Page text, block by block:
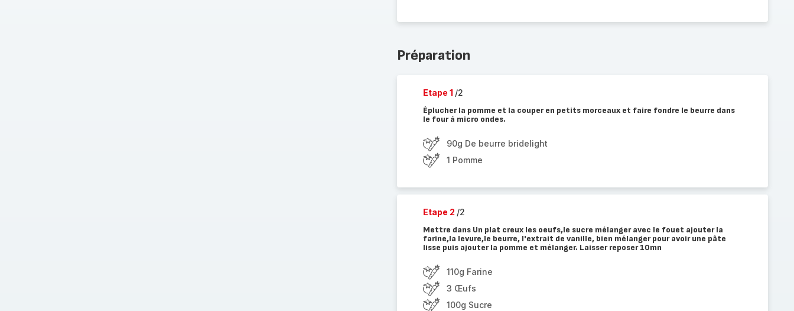
Préparation
Etape 1 /2
Éplucher la pomme et la couper en petits morceaux et faire fondre le beurre dans
le four à micro ondes.
90g De beurre bridelight
1 Pomme
Etape 2 /2
Mettre dans Un plat creux les oeufs,le sucre mélanger avec le fouet ajouter la
farine,la levure,le beurre, l'extrait de vanille, bien mélanger pour avoir une pâte
lisse puis ajouter la pomme et mélanger. Laisser reposer 10mn
110g Farine
3 Œufs
100g Sucre